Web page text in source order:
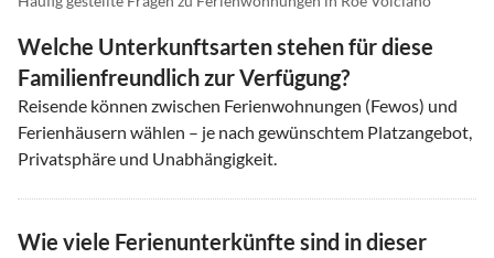
Welche Unterkunftsarten stehen für diese
Familienfreundlich zur Verfügung?
Reisende können zwischen Ferienwohnungen (Fewos) und
Ferienhäusern wählen – je nach gewünschtem Platzangebot,
Privatsphäre und Unabhängigkeit.
Wie viele Ferienunterkünfte sind in dieser